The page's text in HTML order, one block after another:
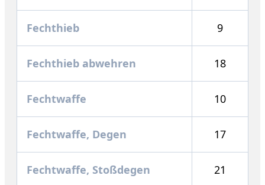
Fechthieb 9
Fechthieb abwehren 18
Fechtwaffe 10
Fechtwaffe, Degen 17
Fechtwaffe, Stoßdegen 21